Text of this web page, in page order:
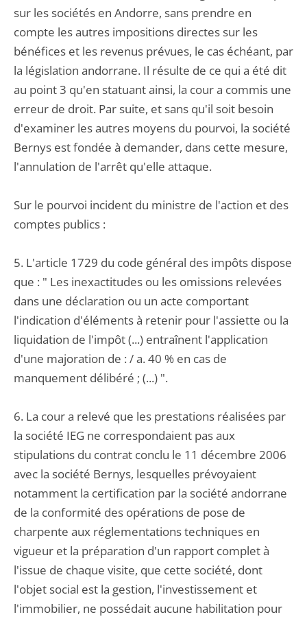
sur les sociétés en Andorre, sans prendre en
compte les autres impositions directes sur les
bénéfices et les revenus prévues, le cas échéant, par
la législation andorrane. Il résulte de ce qui a été dit
au point 3 qu'en statuant ainsi, la cour a commis une
erreur de droit. Par suite, et sans qu'il soit besoin
d'examiner les autres moyens du pourvoi, la société
Bernys est fondée à demander, dans cette mesure,
l'annulation de l'arrêt qu'elle attaque.
Sur le pourvoi incident du ministre de l'action et des
comptes publics :
5. L'article 1729 du code général des impôts dispose
que : " Les inexactitudes ou les omissions relevées
dans une déclaration ou un acte comportant
l'indication d'éléments à retenir pour l'assiette ou la
liquidation de l'impôt (...) entraînent l'application
d'une majoration de : / a. 40 % en cas de
manquement délibéré ; (...) ".
6. La cour a relevé que les prestations réalisées par
la société IEG ne correspondaient pas aux
stipulations du contrat conclu le 11 décembre 2006
avec la société Bernys, lesquelles prévoyaient
notamment la certification par la société andorrane
de la conformité des opérations de pose de
charpente aux réglementations techniques en
vigueur et la préparation d'un rapport complet à
l'issue de chaque visite, que cette société, dont
l'objet social est la gestion, l'investissement et
l'immobilier, ne possédait aucune habilitation pour